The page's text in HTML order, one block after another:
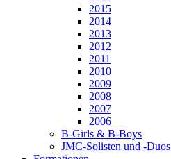
2015
2014
2013
2012
2011
2010
2009
2008
2007
2006
B-Girls & B-Boys
JMC-Solisten und -Duos